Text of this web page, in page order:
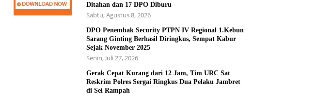
Ditahan dan 17 DPO Diburu
Sabtu, Agustus 8, 2026
DPO Penembak Security PTPN IV Regional 1.Kebun
Sarang Ginting Berhasil Diringkus, Sempat Kabur
Sejak November 2025
Senin, Juli 27, 2026
Gerak Cepat Kurang dari 12 Jam, Tim URC Sat
Reskrim Polres Sergai Ringkus Dua Pelaku Jambret
di Sei Rampah